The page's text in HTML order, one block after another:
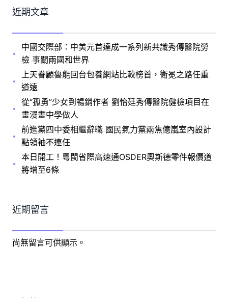
近期文章
中國交際部：中美元首達成一系列新共識秀傳醫院勞
檢 事關兩國和世界
上天眷顧魯能回台包養網站比較榜首，衛冕之路任重
道遠
從“孤勇”少女到暢銷作者 劉怡廷秀傳醫院健檢項目在
畫漫畫中學做人
前進黨四中委相繼辭職 國民氣力黨兩焦億嵐室內設計
點領袖不連任
本日開工！粵閩省際高速通OSDER奧斯德零件報價道
將增至6條
近期留言
尚無留言可供顯示。